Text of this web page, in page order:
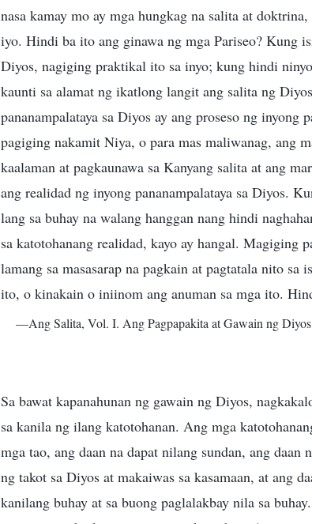
nasa kamay mo ay mga hungkag na salita at
iyo. Hindi ba ito ang ginawa ng mga Pariseo? Kung
Diyos, nagiging praktikal ito sa inyo; kung hindi
kaunti sa alamat ng ikatlong langit ang salita ng
pananampalataya sa Diyos ay ang proseso ng inyong
pagiging nakamit Niya, o para mas maliwanag, ang
kaalaman at pagkaunawa sa Kanyang salita at ang
ang realidad ng inyong pananampalataya sa Diyos.
lang sa buhay na walang hanggan nang hindi
sa katotohanang realidad, kayo ay hangal. Magiging
lamang sa masasarap na pagkain at pagtatala nito
ito, o kinakain o iniinom ang anuman sa mga ito.
—Ang Salita, Vol. I. Ang Pagpapakita at Gawain ng
Sa bawat kapanahunan ng gawain ng Diyos,
sa kanila ng ilang katotohanan. Ang mga
mga tao, ang daan na dapat nilang sundan, ang
ng takot sa Diyos at makaiwas sa kasamaan, at ang
kanilang buhay at sa buong paglalakbay nila sa